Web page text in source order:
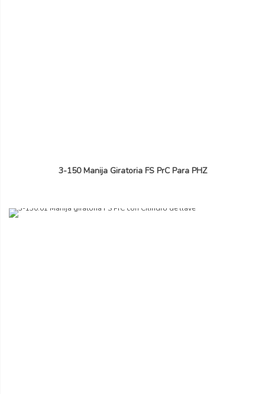
3-150 Manija Giratoria FS PrC Para PHZ